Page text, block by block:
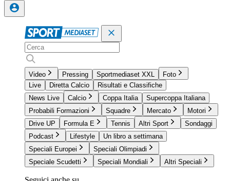
Video Pressing Sportmediaset XXL
Foto
Live
Diretta Calcio
Risultati e Classifiche
News Live
Calcio Coppa Italia
Supercoppa Italiana
Probabili Formazioni
Squadre Mercato
Motori
Drive UP
Formula E Tennis Altri Sport
Sondaggi
Podcast
Lifestyle
Un libro a settimana
Speciali Europei
Speciali Olimpiadi
Speciale Scudetti
Speciali Mondiali Altri Speciali